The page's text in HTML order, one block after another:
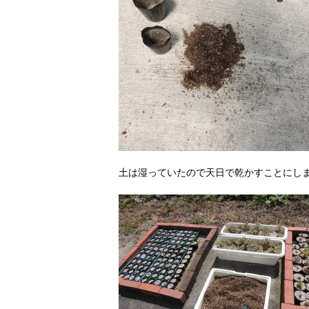
土は湿っていたので天日で乾かすことにし